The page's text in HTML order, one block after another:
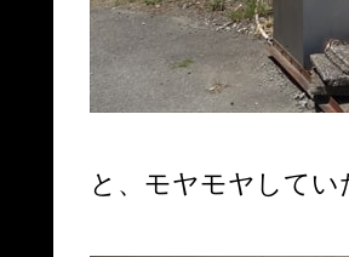
と、モヤモヤしてい